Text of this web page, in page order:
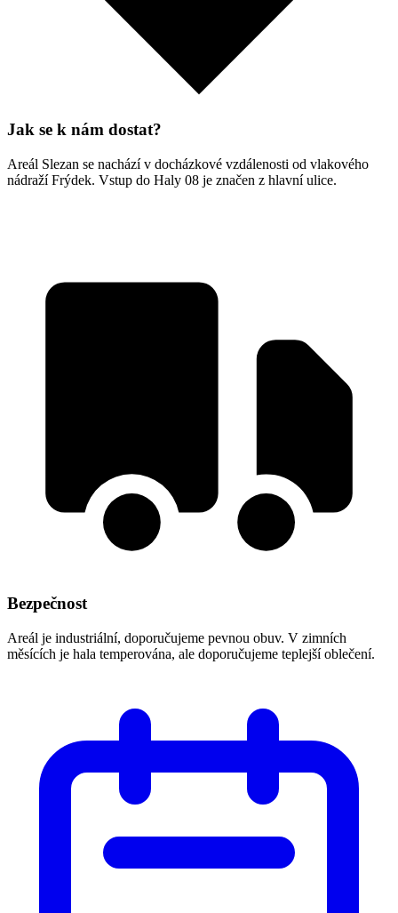
Jak se k nám dostat?
Areál Slezan se nachází v docházkové vzdálenosti od vlakového
nádraží Frýdek. Vstup do Haly 08 je značen z hlavní ulice.
Bezpečnost
Areál je industriální, doporučujeme pevnou obuv. V zimních
měsících je hala temperována, ale doporučujeme teplejší oblečení.